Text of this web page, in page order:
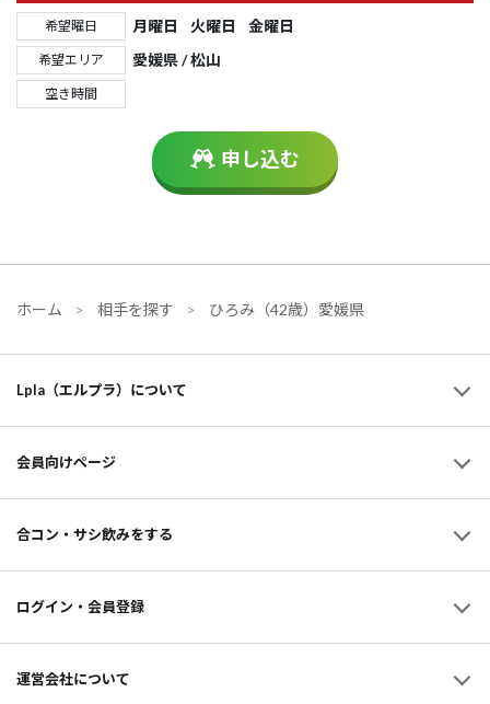
希望曜日 月曜日 火曜日 金曜日
希望エリア 愛媛県 / 松山
空き時間
申し込む
ホーム 相手を探す ひろみ（42歳）愛媛県
運営会社について
合コン・サシ飲みをする
ログイン・会員登録
会員向けページ
Lpla（エルプラ）について